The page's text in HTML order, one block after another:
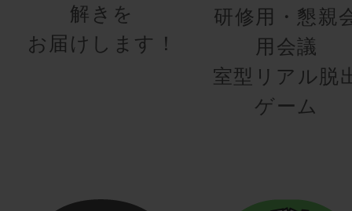
解きを
お届けします！
研修用・懇親
用会議
室型リアル脱
ゲーム